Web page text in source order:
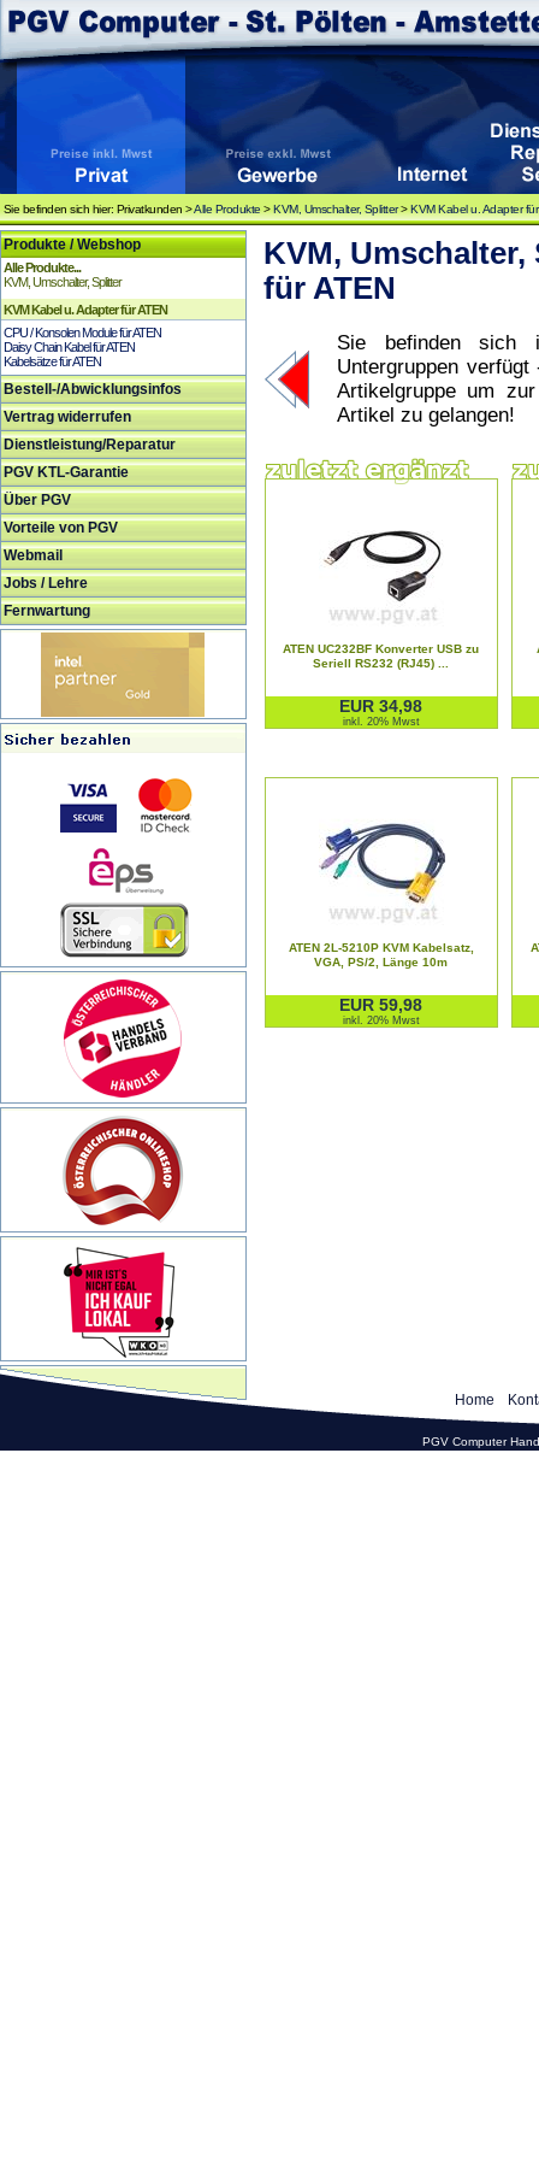
Sie befinden sich hier: Privatkunden >Alle Produkte >KVM, Umschalter, Splitter>KVM Kabel u. Adapter für
Produkte / Webshop
Alle Produkte...
KVM, Umschalter, Splitter
KVM Kabel u. Adapter für ATEN
CPU / Konsolen Module für ATEN
Daisy Chain Kabel für ATEN
Kabelsätze für ATEN
Bestell-/Abwicklungsinfos
Vertrag widerrufen
Dienstleistung/Reparatur
PGV KTL-Garantie
Über PGV
Vorteile von PGV
Webmail
Jobs / Lehre
Fernwartung
KVM,
für ATEN
Sie befinden sich
Untergruppen
Artikelgruppe um
Artikel zu gelangen!
ATEN UC232BF Konverter USB zu
Seriell RS232 (RJ45) ...
EUR 34,98
inkl. 20% Mwst
ATEN 2L-5210P KVM Kabelsatz,
VGA, PS/2, Länge 10m
EUR 59,98
inkl. 20% Mwst
Home
PGV Computer